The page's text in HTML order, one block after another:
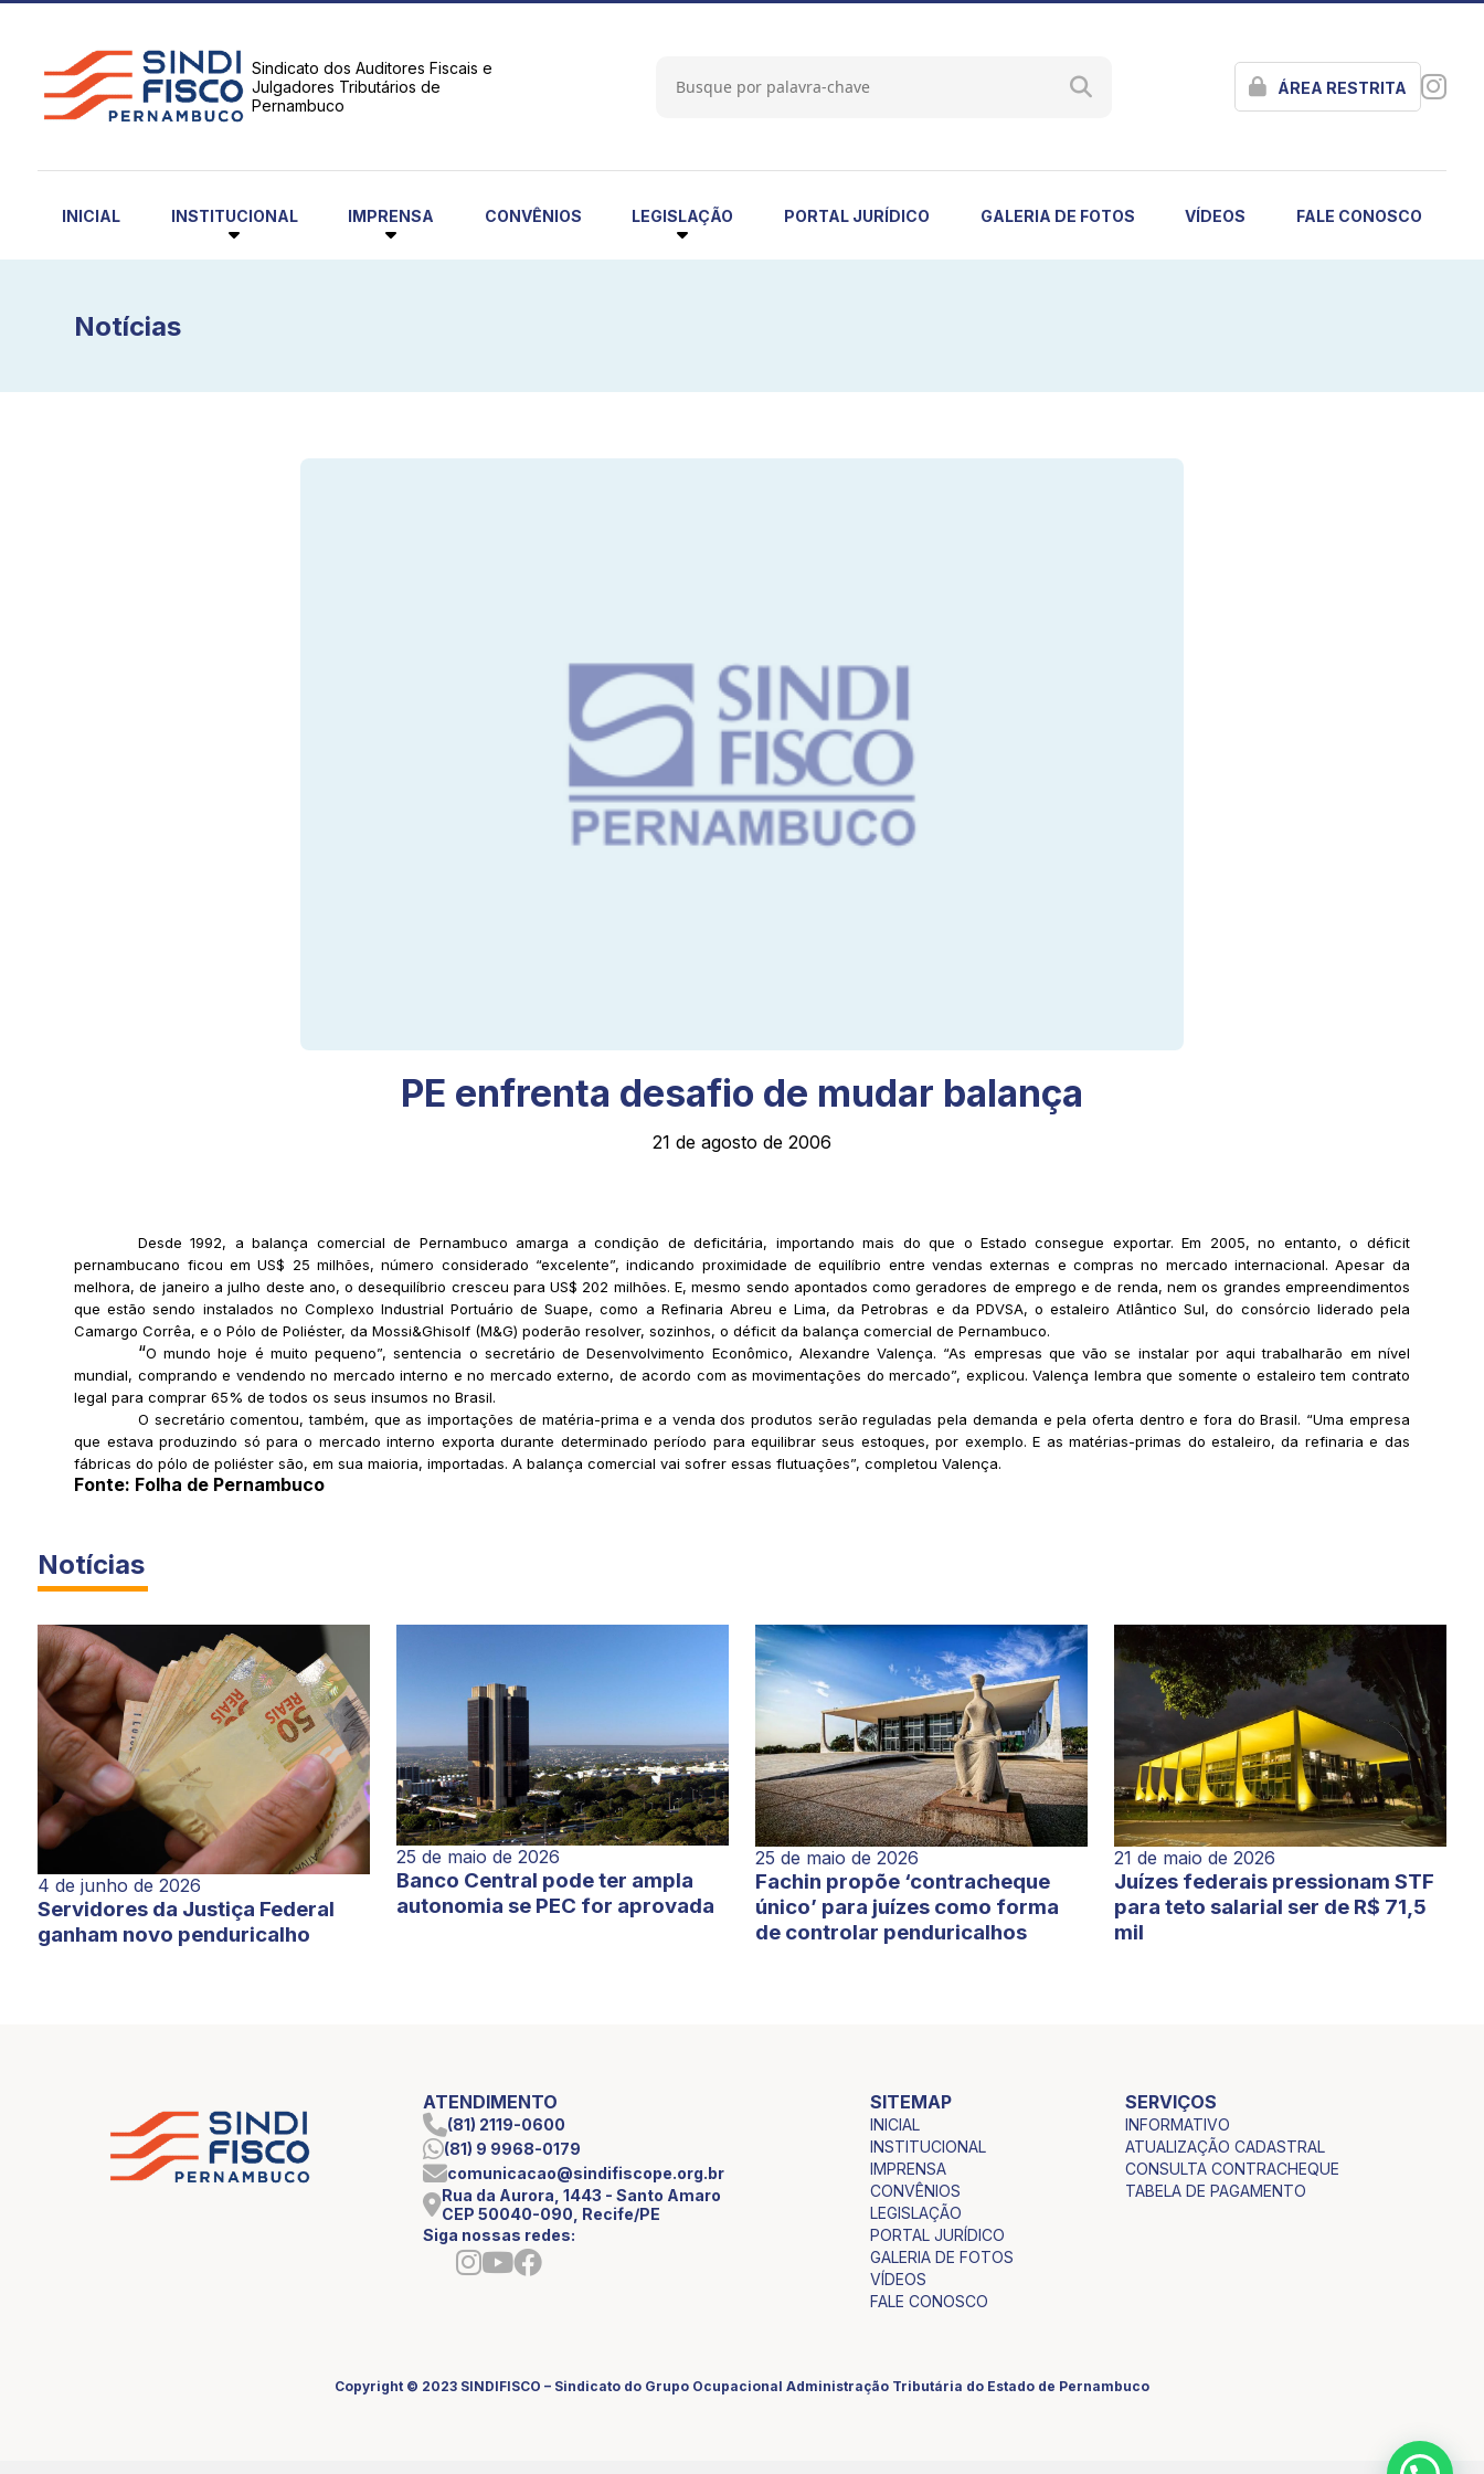
Sindicato dos Auditores Fiscais e
Julgadores Tributários de
Pernambuco
ÁREA RESTRITA
INICIAL INSTITUCIONAL IMPRENSA CONVÊNIOS LEGISLAÇÃO PORTAL JURÍDICO GALERIA DE FOTOS VÍDEOS FALE CONOSCO
Notícias
PE enfrenta desafio de mudar balança
21 de agosto de 2006
Desde 1992, a balança comercial de Pernambuco amarga a condição de deficitária, importando mais do que o Estado consegue exportar. Em 2005, no entanto, o déficit
pernambucano ficou em US$ 25 milhões, número considerado “excelente”, indicando proximidade de equilíbrio entre vendas externas e compras no mercado internacional. Apesar da
melhora, de janeiro a julho deste ano, o desequilíbrio cresceu para US$ 202 milhões. E, mesmo sendo apontados como geradores de emprego e de renda, nem os grandes empreendimentos
que estão sendo instalados no Complexo Industrial Portuário de Suape, como a Refinaria Abreu e Lima, da Petrobras e da PDVSA, o estaleiro Atlântico Sul, do consórcio liderado pela
Camargo Corrêa, e o Pólo de Poliéster, da Mossi&Ghisolf (M&G) poderão resolver, sozinhos, o déficit da balança comercial de Pernambuco.
“O mundo hoje é muito pequeno”, sentencia o secretário de Desenvolvimento Econômico, Alexandre Valença. “As empresas que vão se instalar por aqui trabalharão em nível
mundial, comprando e vendendo no mercado interno e no mercado externo, de acordo com as movimentações do mercado”, explicou. Valença lembra que somente o estaleiro tem contrato
legal para comprar 65% de todos os seus insumos no Brasil.
O secretário comentou, também, que as importações de matéria-prima e a venda dos produtos serão reguladas pela demanda e pela oferta dentro e fora do Brasil. “Uma empresa
que estava produzindo só para o mercado interno exporta durante determinado período para equilibrar seus estoques, por exemplo. E as matérias-primas do estaleiro, da refinaria e das
fábricas do pólo de poliéster são, em sua maioria, importadas. A balança comercial vai sofrer essas flutuações”, completou Valença.
Fonte: Folha de Pernambuco
Notícias
4 de junho de 2026
Servidores da Justiça Federal
ganham novo penduricalho
25 de maio de 2026
Banco Central pode ter ampla
autonomia se PEC for aprovada
25 de maio de 2026
Fachin propõe ‘contracheque
único’ para juízes como forma
de controlar penduricalhos
21 de maio de 2026
Juízes federais pressionam STF
para teto salarial ser de R$ 71,5
mil
ATENDIMENTO
(81) 2119-0600
(81) 9 9968-0179
comunicacao@sindifiscope.org.br
Rua da Aurora, 1443 - Santo Amaro
CEP 50040-090, Recife/PE
Siga nossas redes:
SITEMAP
INICIAL
INSTITUCIONAL
IMPRENSA
CONVÊNIOS
LEGISLAÇÃO
PORTAL JURÍDICO
GALERIA DE FOTOS
VÍDEOS
FALE CONOSCO
SERVIÇOS
INFORMATIVO
ATUALIZAÇÃO CADASTRAL
CONSULTA CONTRACHEQUE
TABELA DE PAGAMENTO
Copyright © 2023 SINDIFISCO – Sindicato do Grupo Ocupacional Administração Tributária do Estado de Pernambuco